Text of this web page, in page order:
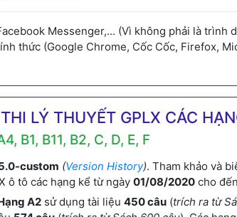
Messenger,... (Vì không phải là trình
thức (Google Chrome, Cốc Cốc, Firefox,
LÝ THUYẾT GPLX CÁC
B1, B11, B2, C, D, E, F
custom (Version History). Tham khảo và
ô tô các hạng kể từ ngày 01/08/2020 cho
A2 sử dụng tài liệu 450 câu (trích ra từ